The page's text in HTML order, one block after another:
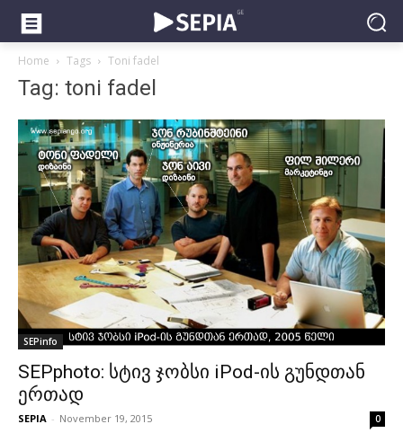
Home Tags Toni fadel
Tag: toni fadel
SEPinfo
SEPphoto: სტივ ჯობსი iPod-ის გუნდთან
ერთად
SEPIA - November 19, 2015 0